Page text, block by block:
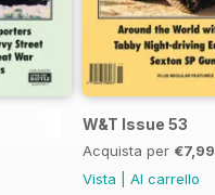
W&T Issue 53
Acquista per €7,99
Vista
Al carrello